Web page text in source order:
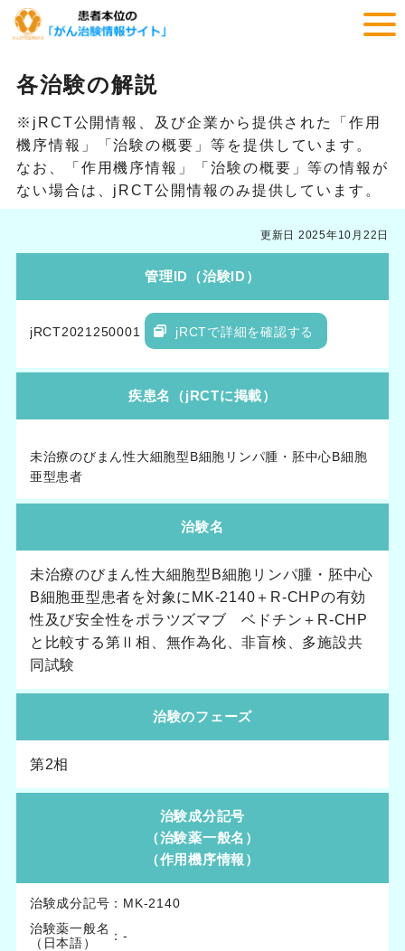
各治験の解説
※jRCT公開情報、及び企業から提供された「作用
機序情報」「治験の概要」等を提供しています。
なお、「作用機序情報」「治験の概要」等の情報が
ない場合は、jRCT公開情報のみ提供しています。
更新日 2025年10月22日
管理ID（治験ID）
jRCT2021250001 jRCTで詳細を確認する
疾患名（jRCTに掲載）
未治療のびまん性大細胞型B細胞リンパ腫・胚中心B細胞
亜型患者
治験名
未治療のびまん性大細胞型B細胞リンパ腫・胚中心
B細胞亜型患者を対象にMK-2140＋R-CHPの有効
性及び安全性をポラツズマブ ベドチン＋R-CHP
と比較する第Ⅱ相、無作為化、非盲検、多施設共
同試験
治験のフェーズ
第2相
治験成分記号
（治験薬一般名）
（作用機序情報）
治験成分記号 ： MK-2140
治験薬一般名
（日本語）
：-